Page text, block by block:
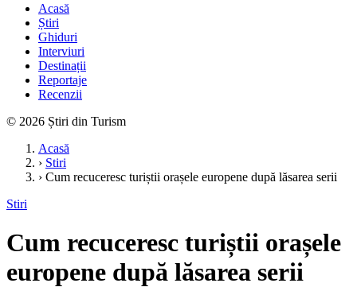
Acasă
Știri
Ghiduri
Interviuri
Destinații
Reportaje
Recenzii
© 2026 Știri din Turism
Acasă
› Stiri
› Cum recuceresc turiștii orașele europene după lăsarea serii
Stiri
Cum recuceresc turiștii orașele
europene după lăsarea serii